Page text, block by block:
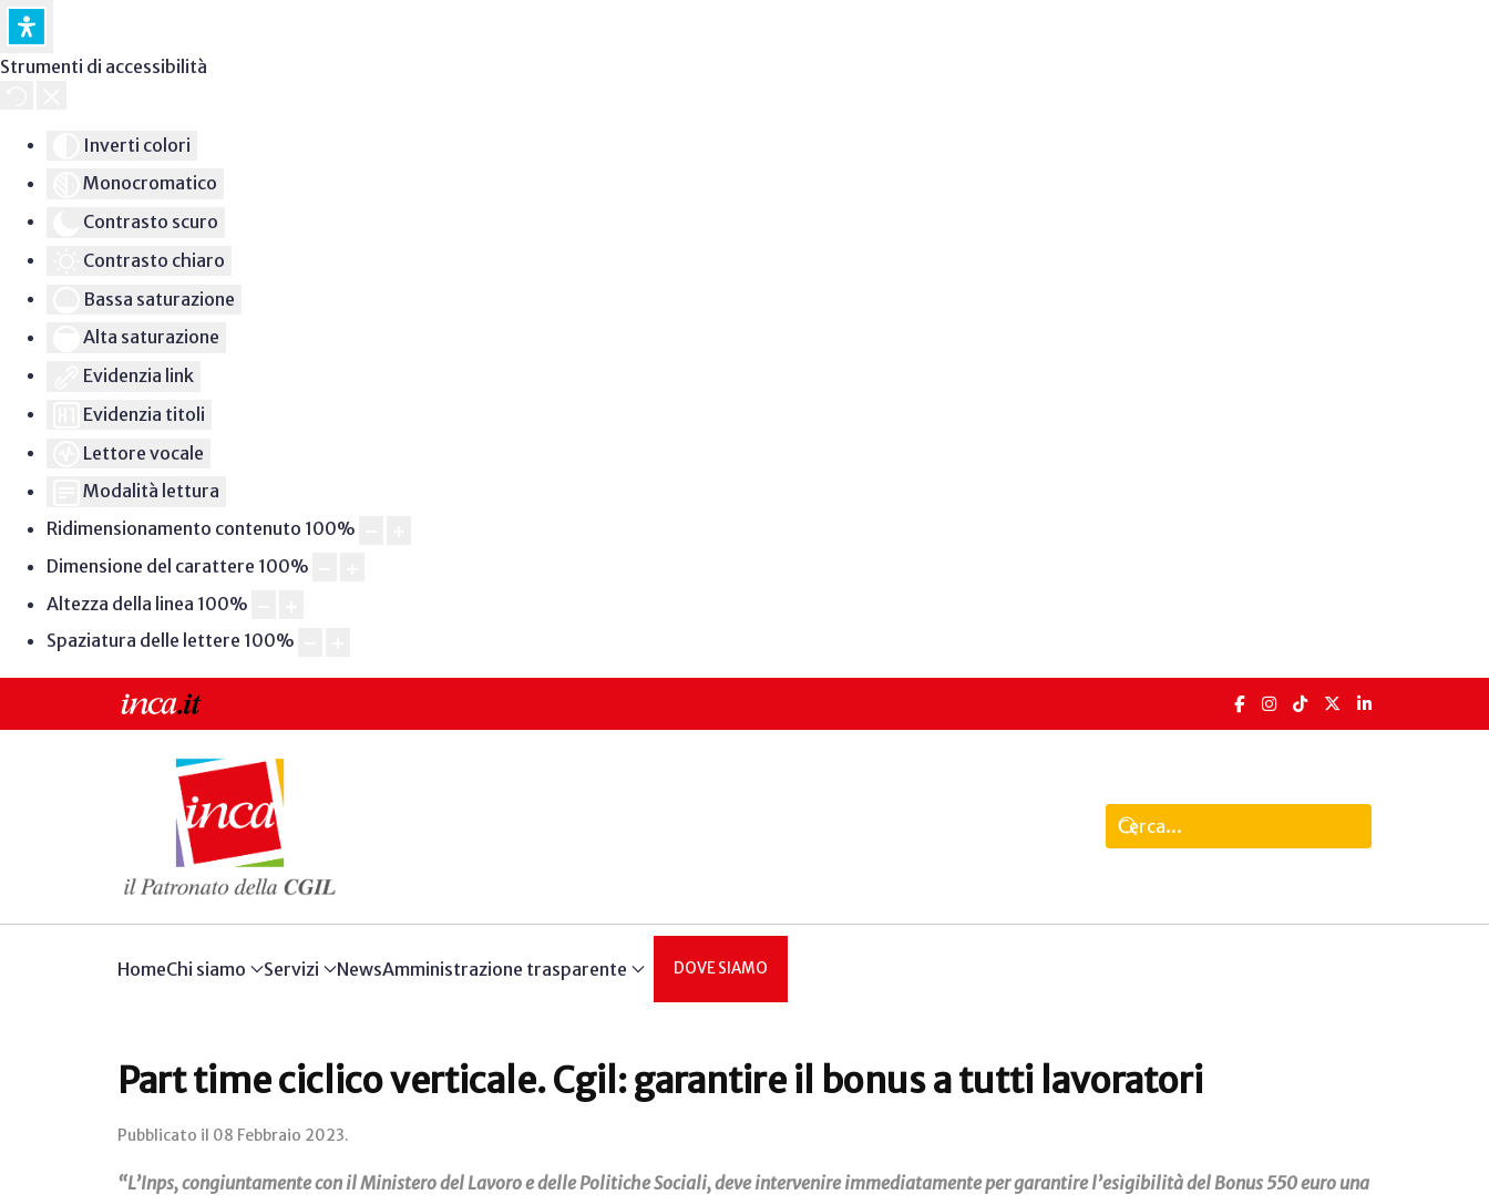
Strumenti di accessibilità
Inverti colori
Monocromatico
Contrasto scuro
Contrasto chiaro
Bassa saturazione
Alta saturazione
Evidenzia link
Evidenzia titoli
Lettore vocale
Modalità lettura
Ridimensionamento contenuto 100%
Dimensione del carattere 100%
Altezza della linea 100%
Spaziatura delle lettere 100%
HomeChi siamo Servizi NewsAmministrazione trasparente DOVE SIAMO
Part time ciclico verticale. Cgil: garantire il bonus a tutti lavoratori
Pubblicato il 08 Febbraio 2023.
“L’Inps, congiuntamente con il Ministero del Lavoro e delle Politiche Sociali, deve intervenire immediatamente per garantire l’esigibilità del Bonus 550 euro una